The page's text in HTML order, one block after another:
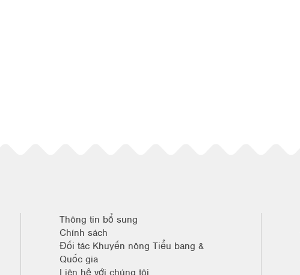
Thông tin bổ sung
Chính sách
Đối tác Khuyến nông Tiểu bang &
Quốc gia
Liên hệ với chúng tôi